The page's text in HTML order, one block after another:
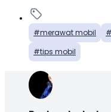
merawat mobil
tips mobil